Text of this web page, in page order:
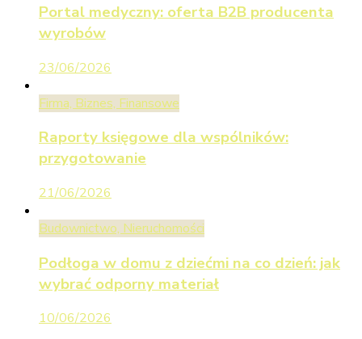
Portal medyczny: oferta B2B producenta
wyrobów
23/06/2026
Firma, Biznes, Finansowe
Raporty księgowe dla wspólników:
przygotowanie
21/06/2026
Budownictwo, Nieruchomości
Podłoga w domu z dziećmi na co dzień: jak
wybrać odporny materiał
10/06/2026